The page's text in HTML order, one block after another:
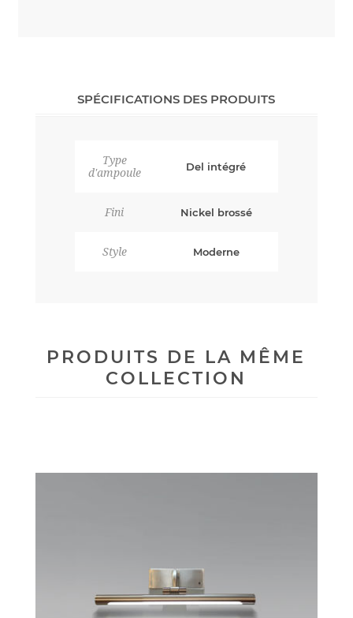
SPÉCIFICATIONS DES PRODUITS
Type
d'ampoule
Del intégré
Fini Nickel brossé
Style Moderne
PRODUITS DE LA MÊME
COLLECTION